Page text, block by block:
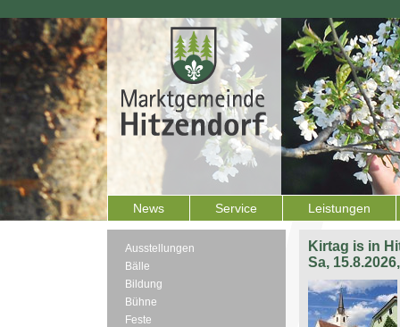
News Service Leistungen
Ausstellungen
Bälle
Bildung
Bühne
Feste
Kirtag is in
Sa,